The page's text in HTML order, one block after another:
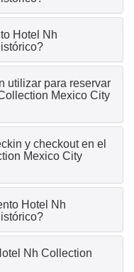
Hotel Nh
utilizar para reservar
Mexico City
y checkout en el
Mexico City
Hotel Nh
Nh Collection